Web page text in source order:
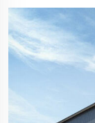
alüminyum
azaltıp HVAC